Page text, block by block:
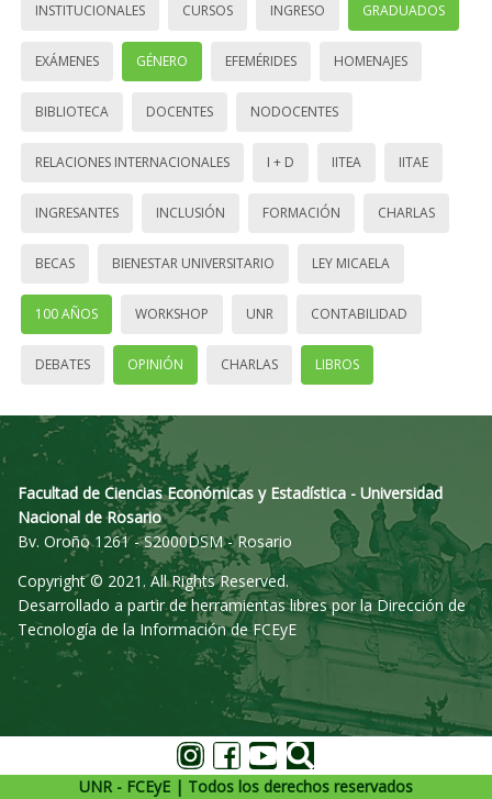
INSTITUCIONALES CURSOS INGRESO GRADUADOS
EXÁMENES GÉNERO EFEMÉRIDES HOMENAJES
BIBLIOTECA DOCENTES NODOCENTES
RELACIONES INTERNACIONALES I + D IITEA IITAE
INGRESANTES INCLUSIÓN FORMACIÓN CHARLAS
BECAS BIENESTAR UNIVERSITARIO LEY MICAELA
100 AÑOS WORKSHOP UNR CONTABILIDAD
DEBATES OPINIÓN CHARLAS LIBROS
Facultad de Ciencias Económicas y Estadística - Universidad
Nacional de Rosario
Bv. Oroño 1261 - S2000DSM - Rosario
Copyright © 2021. All Rights Reserved.
Desarrollado a partir de herramientas libres por la Dirección de
Tecnología de la Información de FCEyE
UNR - FCEyE | Todos los derechos reservados